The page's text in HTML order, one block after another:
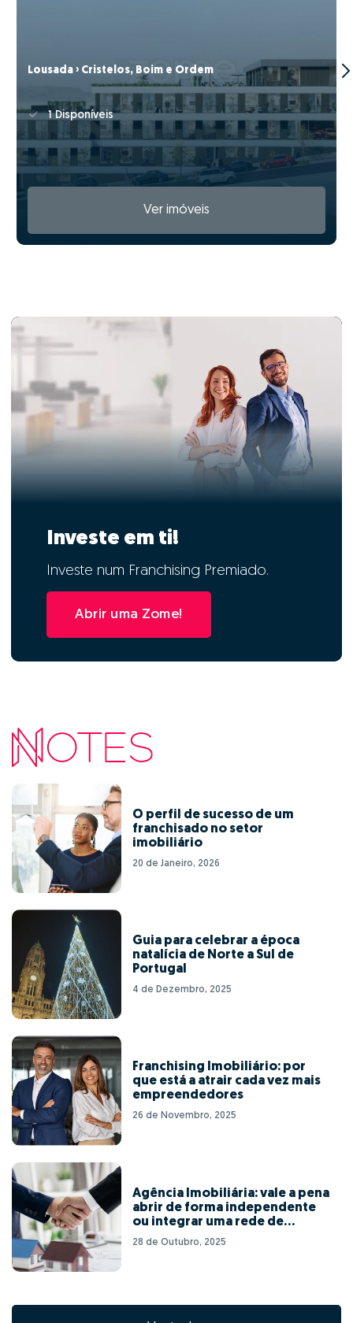
Lousada › Cristelos, Boim e Ordem
1 Disponíveis
Ver imóveis
Investe em ti!
Investe num Franchising Premiado.
Abrir uma Zome!
O perfil de sucesso de um
franchisado no setor
imobiliário
20 de Janeiro, 2026
Guia para celebrar a época
natalícia de Norte a Sul de
Portugal
4 de Dezembro, 2025
Franchising Imobiliário: por
que está a atrair cada vez mais
empreendedores
26 de Novembro, 2025
Agência Imobiliária: vale a pena
abrir de forma independente
ou integrar uma rede de
franchising?
28 de Outubro, 2025